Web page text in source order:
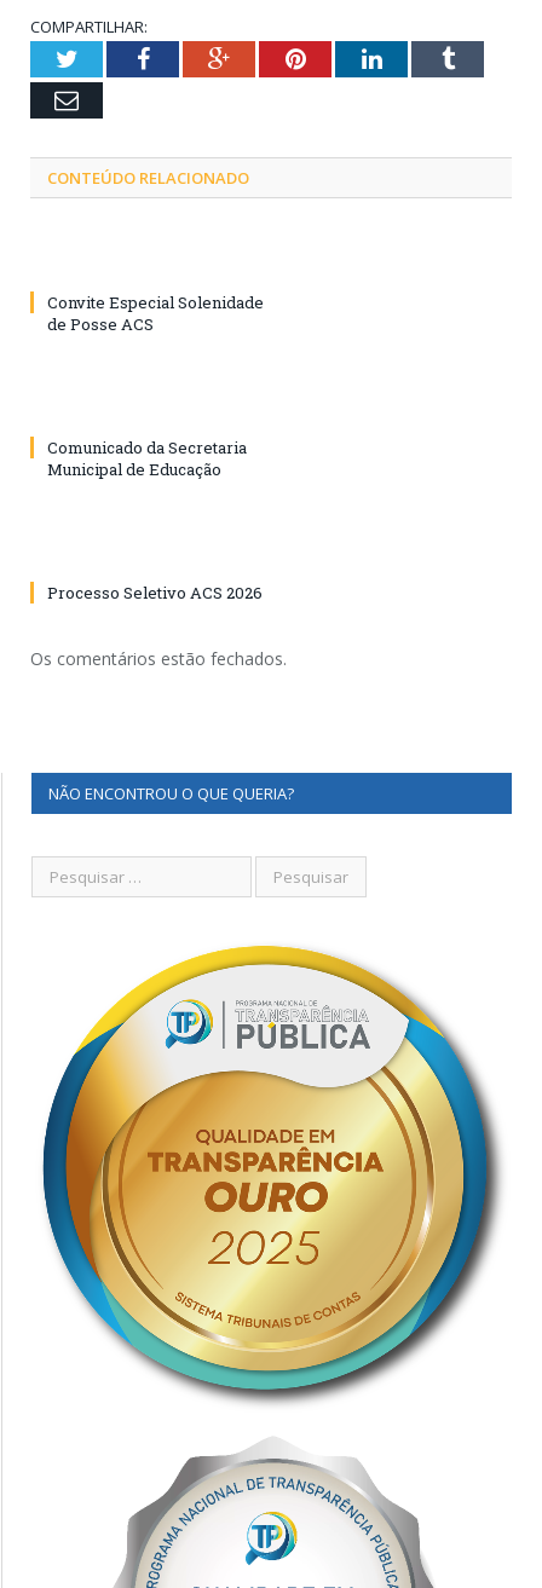
COMPARTILHAR:
TwitterFacebookGoogle+PinterestLinkedInTumblr
Email
CONTEÚDO RELACIONADO
Convite Especial Solenidade
de Posse ACS
Comunicado da Secretaria
Municipal de Educação
Processo Seletivo ACS 2026
Os comentários estão fechados.
NÃO ENCONTROU O QUE QUERIA?